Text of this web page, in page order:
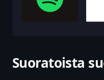
Suoratoista